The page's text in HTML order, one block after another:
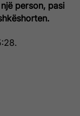
person, pasi